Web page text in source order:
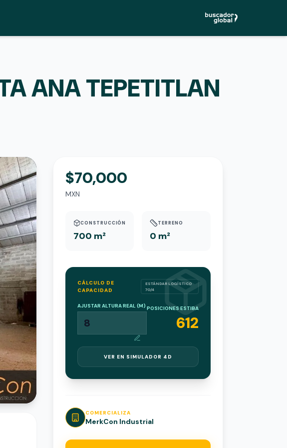
ANA TEPETITLAN
$70,000
MXN
CONSTRUCCIÓN
700 m²
TERRENO
0 m²
CÁLCULO DE
CAPACIDAD
ESTÁNDAR LOGÍSTICO
70/4
AJUSTAR ALTURA REAL (M) POSICIONES ESTIBA
612
VER EN SIMULADOR 4D
COMERCIALIZA
MerkCon Industrial